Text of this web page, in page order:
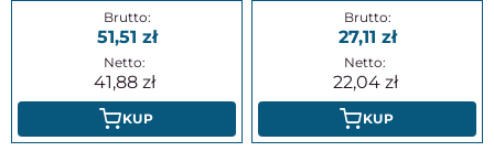
51,51
41,88
KUP
27,11
22,04
KUP